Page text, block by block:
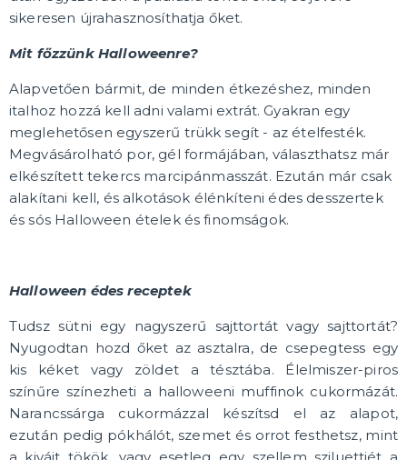
Bálszezon 2025
Proms
Babazuhany, baba születése
Születésnapi parti
Születésnapi évfordulók
Házassági évforduló
Tematikus gyerekbulik
Tematikus bulik felnőtteknek
Partik és ünnepségek szín szerint
TÖBB KATEGÓRIA
sikeresen újrahasznosíthatja őket.
Mit főzzünk Halloweenre?
Alapvetően bármit, de minden étkezéshez, minden
italhoz hozzá kell adni valami extrát. Gyakran egy
meglehetősen egyszerű trükk segít - az ételfesték.
Megvásárolható por, gél formájában, választhatsz már
elkészített tekercs marcipánmasszát. Ezután már csak
alakítani kell, és alkotások élénkíteni édes desszertek
és sós Halloween ételek és finomságok.
Halloween édes receptek
Tudsz sütni egy nagyszerű sajttortát vagy sajttortát?
Nyugodtan hozd őket az asztalra, de csepegtess egy
kis kéket vagy zöldet a tésztába. Élelmiszer-piros
színűre színezheti a halloweeni muffinok cukormázát.
Narancssárga cukormázzal készítsd el az alapot,
ezután pedig pókhálót, szemet és orrot festhetsz, mint
a kivájt tökök, vagy esetleg egy szellem sziluettjét a